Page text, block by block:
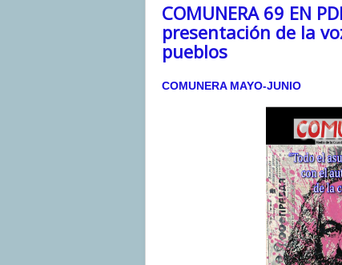
COMUNERA 69 EN
presentación de la
pueblos
COMUNERA MAYO-JUNIO